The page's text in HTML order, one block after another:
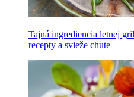
Tajná ingrediencia letnej
recepty a svieže chute